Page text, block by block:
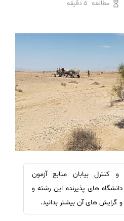
مطالعه 5 دقیقه
کنترل بیابان منابع آزمون
های پذیرنده این رشته و
گرایش های آن بیشتر بدانید.